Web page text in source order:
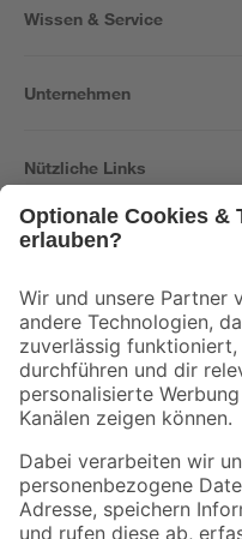
Wissen & Service
Unternehmen
Nützliche Links
Der toom Newsletter: Keine
Zur Newsletter
Folge uns
Zahlungsarten